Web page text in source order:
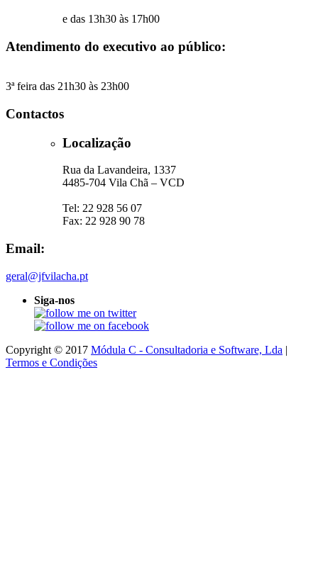
e das 13h30 às 17h00
Atendimento do executivo ao público:
3ª feira das 21h30 às 23h00
Contactos
Localização
Rua da Lavandeira, 1337
4485-704 Vila Chã – VCD
Tel: 22 928 56 07
Fax: 22 928 90 78
Email:
geral@jfvilacha.pt
Siga-nos
Copyright © 2017 Módula C - Consultadoria e Software, Lda |
Termos e Condições